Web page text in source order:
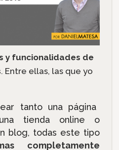
y funcionalidades de
. Entre ellas, las que yo
tanto una página
tienda online o
blog, todas este tipo
completamente